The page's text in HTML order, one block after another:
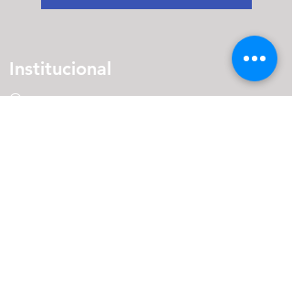
Institucional
Quem somos